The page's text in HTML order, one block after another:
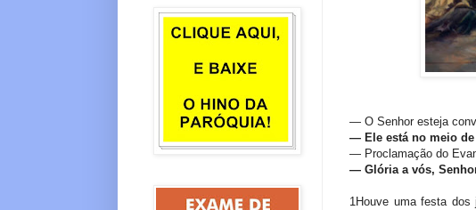
— O Senhor esteja
— Ele está no meio
— Proclamação do
— Glória a vós,
1Houve uma festa